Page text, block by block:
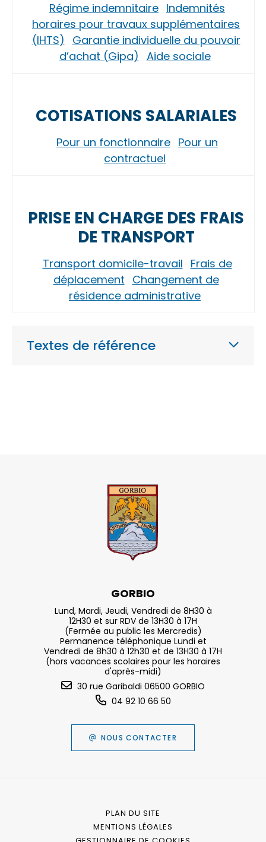
Régime indemnitaire Indemnités
horaires pour travaux supplémentaires
(IHTS)
Garantie individuelle du pouvoir
d’achat (Gipa) Aide sociale
COTISATIONS SALARIALES
Pour un fonctionnaire Pour un
contractuel
PRISE EN CHARGE DES FRAIS
DE TRANSPORT
Transport domicile-travail Frais de
déplacement Changement de
résidence administrative
Textes de référence
GORBIO
Lund, Mardi, Jeudi, Vendredi de 8H30 à
12H30 et sur RDV de 13H30 à 17H
(Fermée au public les Mercredis)
Permanence téléphonique Lundi et
Vendredi de 8h30 à 12h30 et de 13H30 à 17H
(hors vacances scolaires pour les horaires
d'après-midi)
30 rue Garibaldi 06500 GORBIO
04 92 10 66 50
NOUS CONTACTER
PLAN DU SITE
MENTIONS LÉGALES